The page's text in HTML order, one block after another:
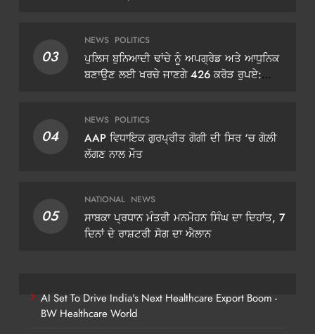
03
NEWS POLITICS
ਪੁਲਿਸ ਬੁਨਿਆਦੀ ਢਾਂਚੇ ਨੂੰ ਅਪਗ੍ਰੇਡ ਅਤੇ ਆਧੁਨਿਕ
ਬਣਾਉਣ ਲਈ ਖਰਚੇ ਜਾਣਗੇ 426 ਕਰੋੜ ਰੁਪਏ:
04
NEWS POLITICS
AAP ਵਿਧਾਇਕ ਗੁਰਪ੍ਰੀਤ ਗੋਗੀ ਦੀ ਸਿਰ ‘ਚ ਗੋਲ਼ੀ
ਲੱਗਣ ਨਾਲ ਮੌਤ
05
NATIONAL NEWS
ਸਾਬਕਾ ਪ੍ਰਧਾਨ ਮੰਤਰੀ ਮਨਮੋਹਨ ਸਿੰਘ ਦਾ ਦਿਹਾਂਤ, 7
ਦਿਨਾਂ ਦੇ ਰਾਸ਼ਟਰੀ ਸੋਗ ਦਾ ਐਲਾਨ
AI Set To Drive India's Next Healthcare Export Boom -
BW Healthcare World